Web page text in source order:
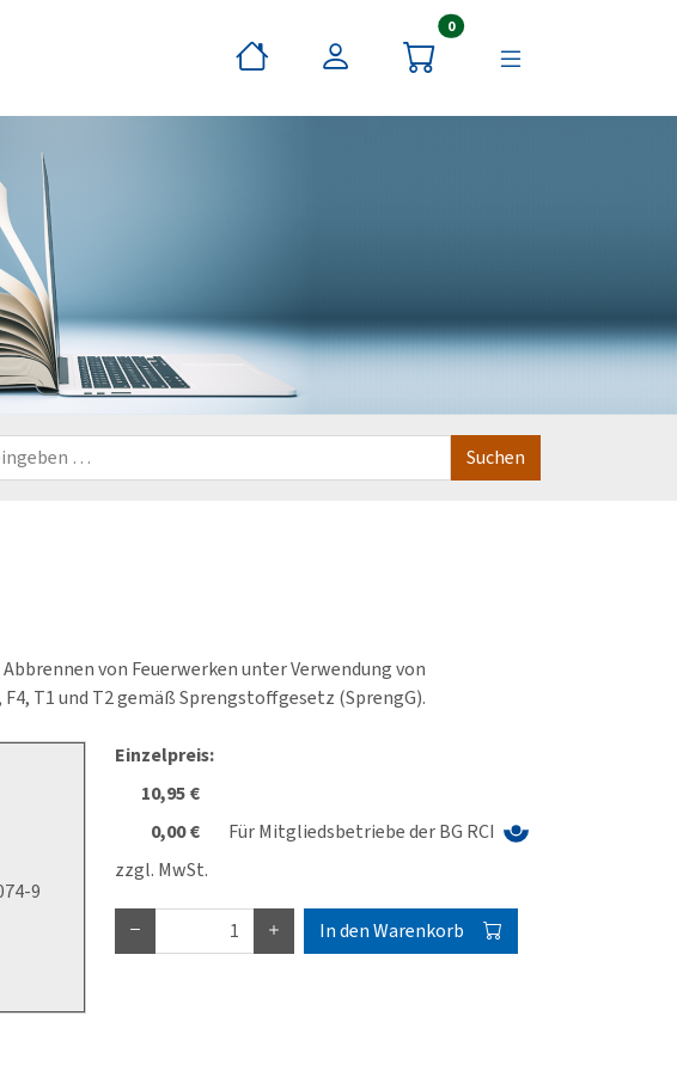
0Artikel im Warenkorb
von Feuerwerken unter Verwendung von
T1 und T2 gemäß Sprengstoffgesetz (SprengG).
9
Einzelpreis:
10,95 €
0,00 €
Für Mitgliedsbetriebe der BG RCI
zzgl. MwSt.
In den Warenkorb